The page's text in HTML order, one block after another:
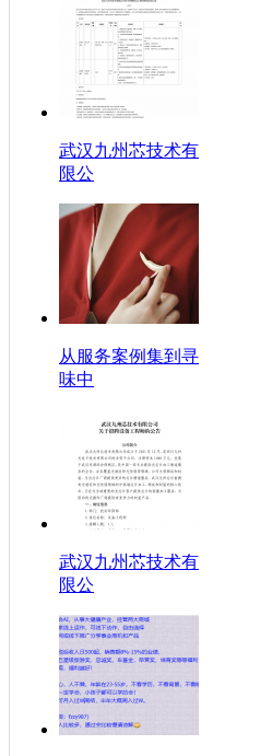
武汉九州芯技术有
限公
从服务案例集到寻
味中
武汉九州芯技术有
限公